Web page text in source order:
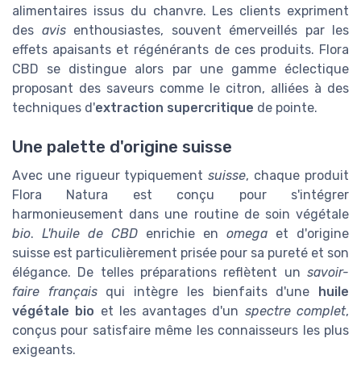
alimentaires issus du chanvre. Les clients expriment
des avisenthousiastes, souvent émerveillés par les
effets apaisants et régénérants de ces produits. Flora
CBD se distingue alors par une gamme éclectique
proposant des saveurs comme le citron, alliées à des
techniques d'extraction supercritique de pointe.
Une palette d'origine suisse
Avec une rigueur typiquementsuisse, chaque produit
Flora Natura est conçu pour s'intégrer
harmonieusement dans une routine de soin végétale
bio. L'huile de CBD enrichie en omega et d'origine
suisse est particulièrement prisée pour sa pureté et son
élégance. De telles préparations reflètent un savoir-
faire françaisqui intègre les bienfaits d'une huile
végétale bio et les avantages d'un spectre complet,
conçus pour satisfaire même les connaisseurs les plus
exigeants.